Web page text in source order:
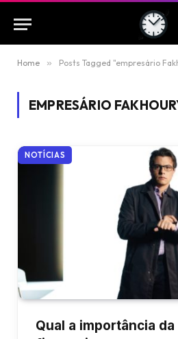
Home » Posts Tagged "empresário
EMPRESÁRIO
NOTÍCIAS
Qual a importância